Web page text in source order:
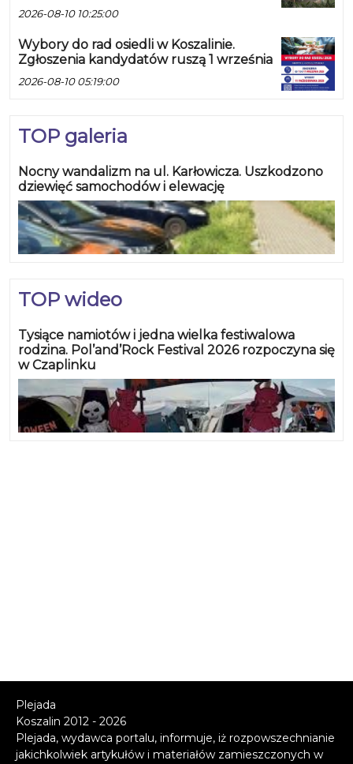
2026-08-10 10:25:00
Wybory do rad osiedli w Koszalinie.
Zgłoszenia kandydatów ruszą 1 września
2026-08-10 05:19:00
TOP galeria
Nocny wandalizm na ul. Karłowicza. Uszkodzono
dziewięć samochodów i elewację
TOP wideo
Tysiące namiotów i jedna wielka festiwalowa
rodzina. Pol’and’Rock Festival 2026 rozpoczyna się
w Czaplinku
Plejada
Koszalin 2012 - 2026
Plejada, wydawca portalu, informuje, iż rozpowszechnianie
jakichkolwiek artykułów i materiałów zamieszczonych w